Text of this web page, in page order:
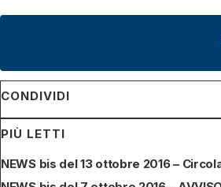
CONDIVIDI
PIÙ LETTI
NEWS bis del 13 ottobre 2016 –